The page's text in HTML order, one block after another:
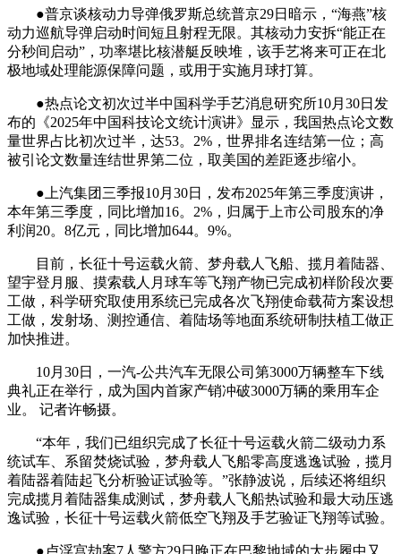
●普京谈核动力导弹俄罗斯总统普京29日暗示，“海燕”核
动力巡航导弹启动时间短且射程无限。其核动力安拆“能正在
分秒间启动”，功率堪比核潜艇反映堆，该手艺将来可正在北
极地域处理能源保障问题，或用于实施月球打算。
●热点论文初次过半中国科学手艺消息研究所10月30日发
布的《2025年中国科技论文统计演讲》显示，我国热点论文数
量世界占比初次过半，达53。2%，世界排名连结第一位；高
被引论文数量连结世界第二位，取美国的差距逐步缩小。
●上汽集团三季报10月30日，发布2025年第三季度演讲，
本年第三季度，同比增加16。2%，归属于上市公司股东的净
利润20。8亿元，同比增加644。9%。
目前，长征十号运载火箭、梦舟载人飞船、揽月着陆器、
望宇登月服、摸索载人月球车等飞翔产物已完成初样阶段次要
工做，科学研究取使用系统已完成各次飞翔使命载荷方案设想
工做，发射场、测控通信、着陆场等地面系统研制扶植工做正
加快推进。
10月30日，一汽-公共汽车无限公司第3000万辆整车下线
典礼正在举行，成为国内首家产销冲破3000万辆的乘用车企
业。 记者许畅摄。
“本年，我们已组织完成了长征十号运载火箭二级动力系
统试车、系留焚烧试验，梦舟载人飞船零高度逃逸试验，揽月
着陆器着陆起飞分析验证试验等。”张静波说，后续还将组织
完成揽月着陆器集成测试，梦舟载人飞船热试验和最大动压逃
逸试验，长征十号运载火箭低空飞翔及手艺验证飞翔等试验。
●卢浮宫劫案7人警方29日晚正在巴黎地域的大步履中又